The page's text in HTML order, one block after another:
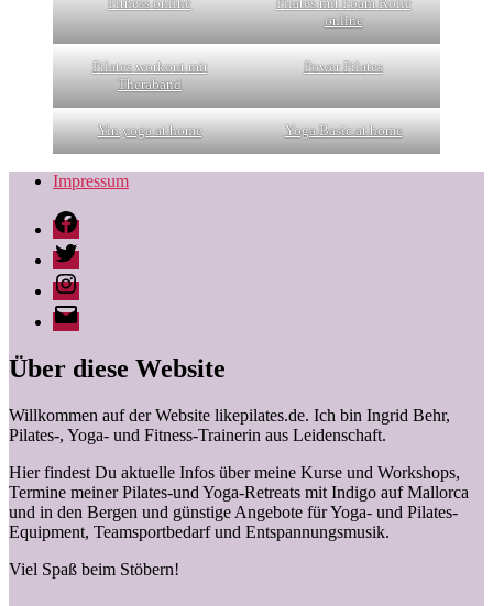
online
Pilates workout mit
Theraband
Power Pilates
Yin yoga at home Yoga Basic at home
Impressum
Facebook
Twitter
Instagram
Ingrid
Behr
likepilates
Über diese Website
Willkommen auf der Website likepilates.de. Ich bin Ingrid Behr,
Pilates-, Yoga- und Fitness-Trainerin aus Leidenschaft.
Hier findest Du aktuelle Infos über meine Kurse und Workshops,
Termine meiner Pilates-und Yoga-Retreats mit Indigo auf Mallorca
und in den Bergen und günstige Angebote für Yoga- und Pilates-
Equipment, Teamsportbedarf und Entspannungsmusik.
Viel Spaß beim Stöbern!